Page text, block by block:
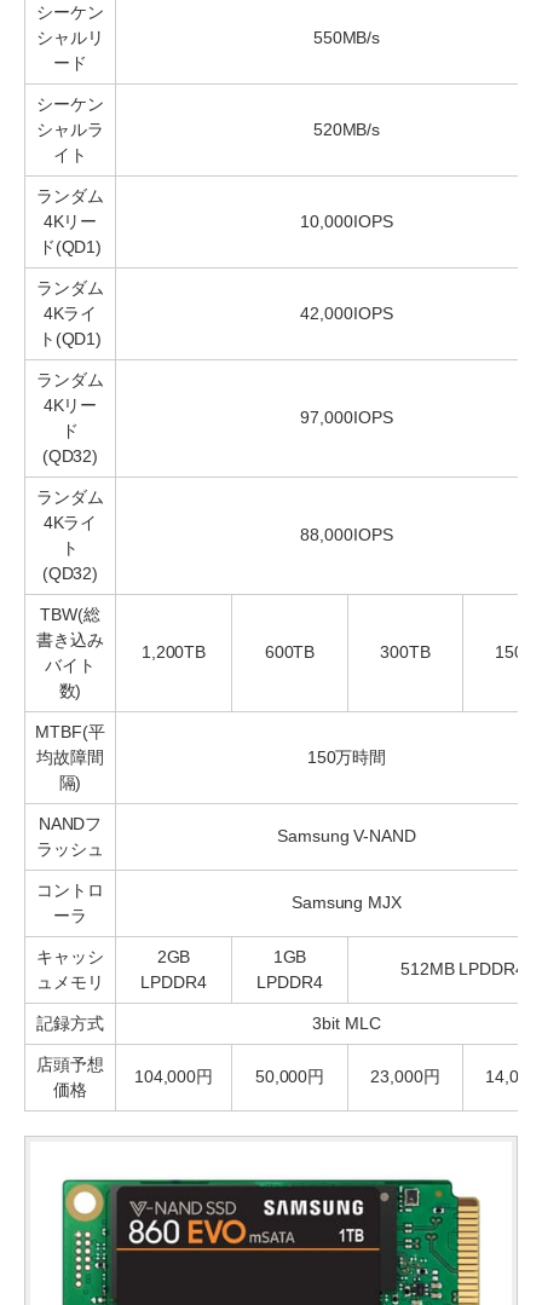
シーケン
シャルリ
ード
550MB/s
シーケン
シャルラ
イト
520MB/s
ランダム
4Kリー
ド(QD1)
10,000IOPS
ランダム
4Kライ
ト(QD1)
42,000IOPS
ランダム
4Kリー
ド
(QD32)
97,000IOPS
ランダム
4Kライ
ト
(QD32)
88,000IOPS
TBW(総
書き込み
バイト
数)
1,200TB 600TB 300TB
MTBF(平
均故障間
隔)
150万時間
NANDフ
ラッシュ
Samsung V-NAND
コントロ
ーラ
Samsung MJX
キャッシ
ュメモリ
2GB
LPDDR4
1GB
LPDDR4
512MB LPDDR4
記録方式 3bit MLC
店頭予想
価格
104,000円 50,000円 23,000円 14,000